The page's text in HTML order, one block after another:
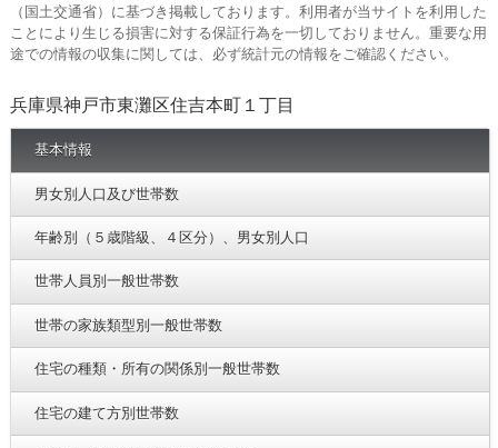
（国土交通省）に基づき掲載しております。利用者が当サイトを利用した
ことにより生じる損害に対する保証行為を一切しておりません。重要な用
途での情報の収集に関しては、必ず統計元の情報をご確認ください。
兵庫県神戸市東灘区住吉本町１丁目
基本情報
男女別人口及び世帯数
年齢別（５歳階級、４区分）、男女別人口
世帯人員別一般世帯数
世帯の家族類型別一般世帯数
住宅の種類・所有の関係別一般世帯数
住宅の建て方別世帯数